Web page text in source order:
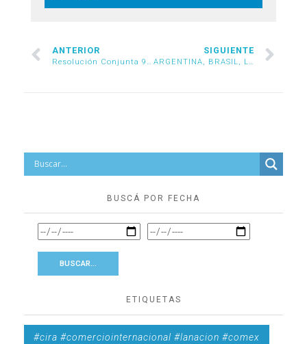
ANTERIOR
Resolución Conjunta 97/2019
SIGUIENTE
ARGENTINA, BRASIL, LA RELACIÓN COMERCIAL BILATERAL Y EL MERCOSUR
BUSCÁ POR FECHA
ETIQUETAS
#cira #comerciointernacional #lanacion #comex